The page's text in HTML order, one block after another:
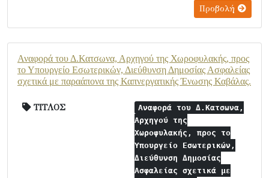
Προβολή
Αναφορά του Δ.Κατσωνα, Αρχηγού της Χωροφυλακής, προς
το Υπουργείο Εσωτερικών, Διεύθυνση Δημοσίας Ασφαλείας
σχετικά με παραάπονα της Καπνεργατικής Ένωσης Καβάλας.
ΤΙΤΛΟΣ
Αναφορά του Δ.Κατσωνα,
Αρχηγού της
Χωροφυλακής, προς το
Υπουργείο Εσωτερικών,
Διεύθυνση Δημοσίας
Ασφαλείας σχετικά με